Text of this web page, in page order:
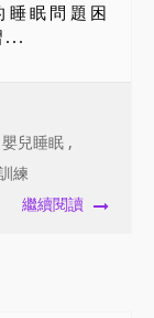
睡眠問題困
...
嬰兒睡眠 ,
練
繼續閱讀